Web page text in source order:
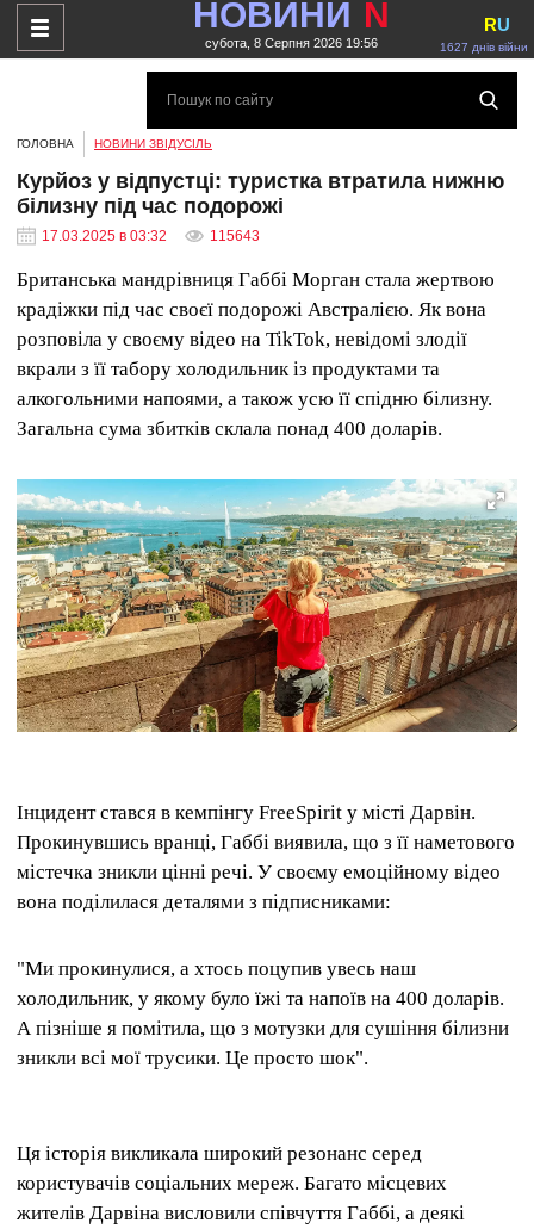
НОВИНИ N
субота, 8 Серпня 2026 19:56 1627 днів війни
RU
ГОЛОВНА НОВИНИ ЗВІДУСІЛЬ
Курйоз у відпустці: туристка втратила нижню
білизну під час подорожі
17.03.2025 в 03:32 115643
Британська мандрівниця Габбі Морган стала жертвою
крадіжки під час своєї подорожі Австралією. Як вона
розповіла у своєму відео на TikTok, невідомі злодії
вкрали з її табору холодильник із продуктами та
алкогольними напоями, а також усю її спідню білизну.
Загальна сума збитків склала понад 400 доларів.
Інцидент стався в кемпінгу FreeSpirit у місті Дарвін.
Прокинувшись вранці, Габбі виявила, що з її наметового
містечка зникли цінні речі. У своєму емоційному відео
вона поділилася деталями з підписниками:
"Ми прокинулися, а хтось поцупив увесь наш
холодильник, у якому було їжі та напоїв на 400 доларів.
А пізніше я помітила, що з мотузки для сушіння білизни
зникли всі мої трусики. Це просто шок".
Ця історія викликала широкий резонанс серед
користувачів соціальних мереж. Багато місцевих
жителів Дарвіна висловили співчуття Габбі, а деякі